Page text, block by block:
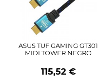
ASUS TUF GAMING GT301
MIDI TOWER NEGRO
Precio
115,52 €